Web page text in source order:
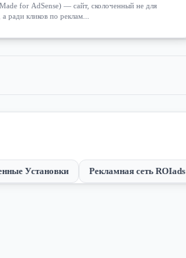
for AdSense) — сайт, сколоченный не для
ради кликов по реклам...
Установки Рекламная сеть ROIads